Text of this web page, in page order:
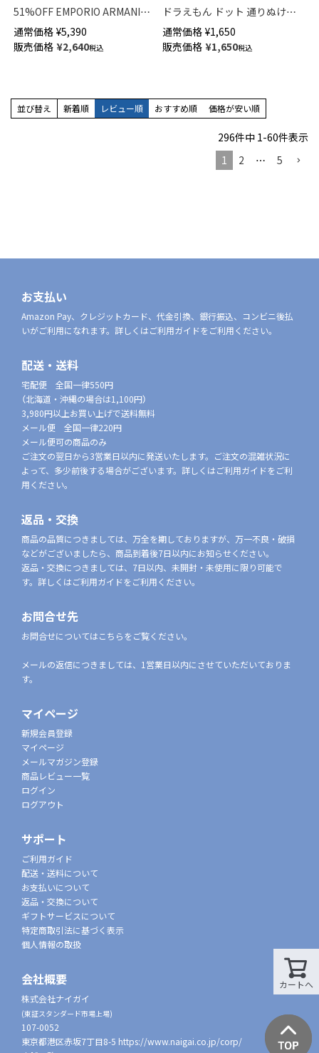
51%OFF EMPORIO ARMANI
ALL OVER BOLD LOGO ボール
ド ロゴ ボクサーパンツ 前閉じ
メンズ 54045069
通常価格 ¥5,390
販売価格 ¥2,640税込
ドラえもん ドット 通りぬけフ
ープ ショート丈 カジュアル ソ
ックス メンズ 02462203
通常価格 ¥1,650
販売価格 ¥1,650税込
並び替え 新着順 レビュー順 おすすめ順 価格が安い順
296件中 1-60件表示
1
2 … 5
カートへ
お支払い
Amazon Pay、クレジットカード、代金引換、銀行振込、コンビニ後払
いがご利用になれます。詳しくはご利用ガイドをご利用ください。
配送・送料
宅配便 全国一律550円
（北海道・沖縄の場合は1,100円）
3,980円以上お買い上げで送料無料
メール便 全国一律220円
メール便可の商品のみ
ご注文の翌日から3営業日以内に発送いたします。ご注文の混雑状況に
よって、多少前後する場合がございます。詳しくはご利用ガイドをご利
用ください。
返品・交換
商品の品質につきましては、万全を期しておりますが、万一不良・破損
などがございましたら、商品到着後7日以内にお知らせください。
返品・交換につきましては、7日以内、未開封・未使用に限り可能で
す。詳しくはご利用ガイドをご利用ください。
お問合せ先
お問合せについてはこちらをご覧ください。
メールの返信につきましては、1営業日以内にさせていただいておりま
す。
マイページ
新規会員登録
マイページ
メールマガジン登録
商品レビュー一覧
ログイン
ログアウト
サポート
ご利用ガイド
配送・送料について
お支払いについて
返品・交換について
ギフトサービスについて
特定商取引法に基づく表示
個人情報の取扱
会社概要
株式会社ナイガイ
(東証スタンダード市場上場)
107-0052
東京都港区赤坂7丁目8-5 https://www.naigai.co.jp/corp/